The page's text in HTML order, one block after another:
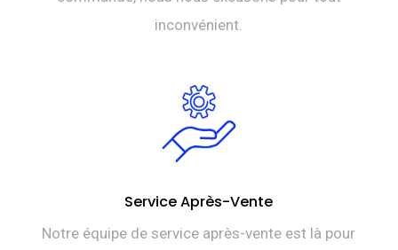
inconvénient.
Service Après-Vente
Notre équipe de service après-vente est là pour